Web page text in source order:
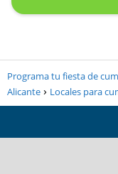
Programa tu fiesta de
Alicante
Locales para